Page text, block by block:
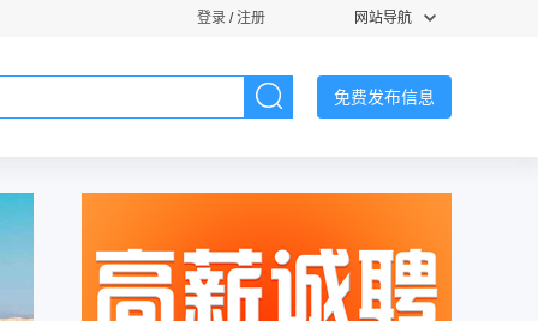
登录 /注册 网站导航
免费发布信息